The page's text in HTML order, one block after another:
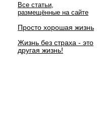
Все статьи,
размещённые на сайте
Просто хорошая жизнь
Жизнь без страха - это
другая жизнь!